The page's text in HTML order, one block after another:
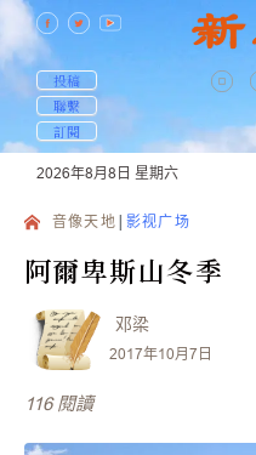
投稿
聯繫
訂閱
2026年8月8日 星期六
音像天地 影视广场
阿爾卑斯山冬季
邓梁
2017年10月7日
116 閱讀